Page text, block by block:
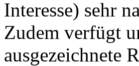
Interesse) sehr
Zudem verfügt
ausgezeichnete